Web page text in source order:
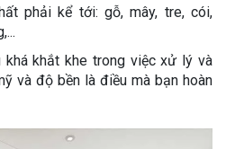
phải kể tới: gỗ, mây, tre, cói,
khá khắt khe trong việc xử lý và
và độ bền là điều mà bạn hoàn